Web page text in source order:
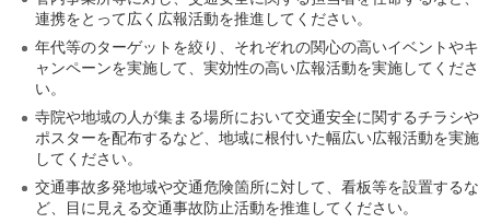
連携をとって広く広報活動を推進してください。
年代等のターゲットを絞り、それぞれの関心の高いイベントやキ
ャンペーンを実施して、実効性の高い広報活動を実施してくださ
い。
寺院や地域の人が集まる場所において交通安全に関するチラシや
ポスターを配布するなど、地域に根付いた幅広い広報活動を実施
してください。
交通事故多発地域や交通危険箇所に対して、看板等を設置するな
ど、目に見える交通事故防止活動を推進してください。